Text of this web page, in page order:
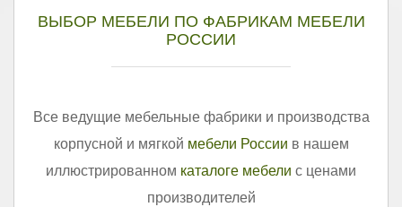
ВЫБОР МЕБЕЛИ ПО ФАБРИКАМ МЕБЕЛИ
РОССИИ
Все ведущие мебельные фабрики и производства
корпусной и мягкой мебели России в нашем
иллюстрированном каталоге мебели с ценами
производителей